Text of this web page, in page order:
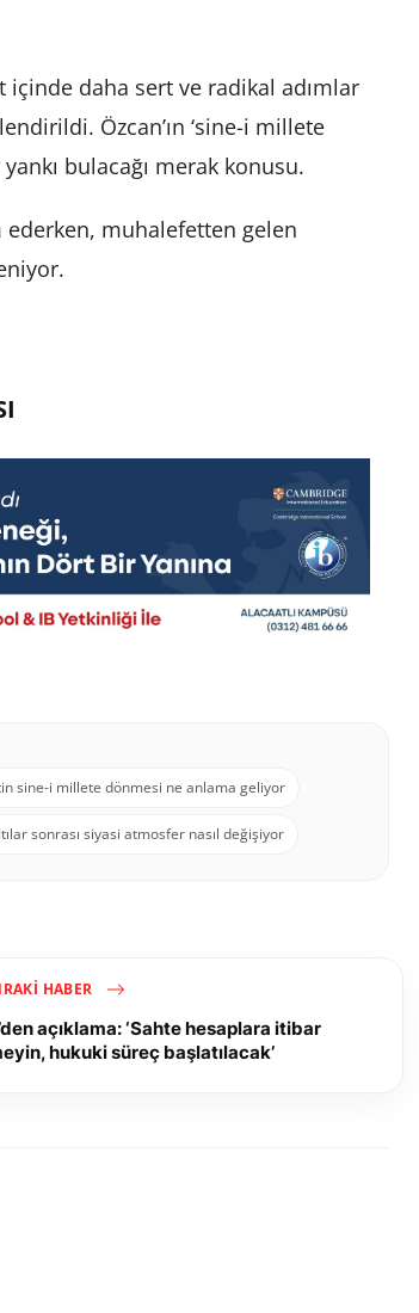
içinde daha sert ve radikal adımlar
Özcan’ın ‘sine-i millete
bulacağı merak konusu.
ederken, muhalefetten gelen
sine-i millete dönmesi ne anlama geliyor
sonrası siyasi atmosfer nasıl değişiyor
HABER
açıklama: ‘Sahte hesaplara itibar
hukuki süreç başlatılacak’